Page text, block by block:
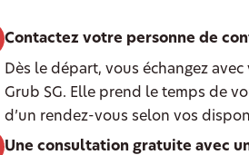
Contactez votre personne de
Dès le départ, vous échangez
Grub SG. Elle prend le temps de
d’un rendez-vous selon vos
Une consultation gratuite avec